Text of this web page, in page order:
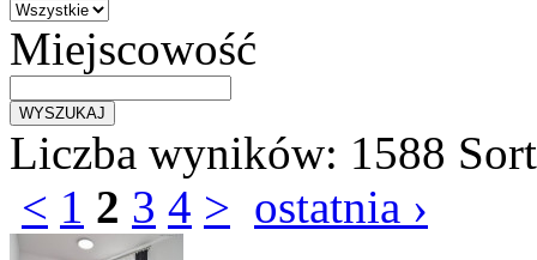
Miejscowość
Liczba wyników: 1588
< 1 2 3 4 > ostatnia ›